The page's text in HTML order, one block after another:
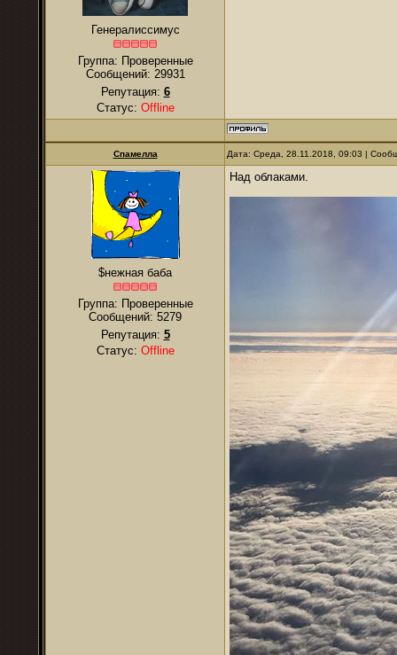
Генералиссимус
Группа: Проверенные
Сообщений: 29931
Репутация: 6
Статус: Offline
Спамелла Дата: Среда, 28.11.2018, 09:03 |
$нежная баба
Группа: Проверенные
Сообщений: 5279
Репутация: 5
Статус: Offline
Над облаками.